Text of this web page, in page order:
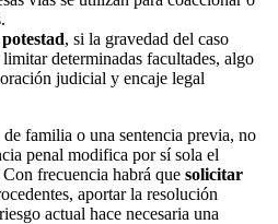
, si la gravedad del caso
determinadas facultades, algo
judicial y encaje legal
familia o una sentencia previa, no
penal modifica por sí sola el
frecuencia habrá que solicitar
aportar la resolución
actual hace necesaria una